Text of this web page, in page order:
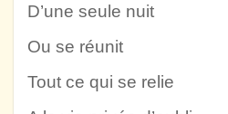
D’une seule nuit
Ou se réunit
Tout ce qui se relie